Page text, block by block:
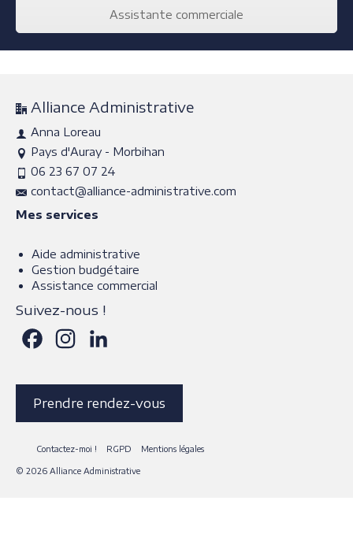
Assistante commerciale
Alliance Administrative
Anna Loreau
Pays d'Auray - Morbihan
06 23 67 07 24
contact@alliance-administrative.com
Mes services
Aide administrative
Gestion budgétaire
Assistance commercial
Suivez-nous !
FacebookInstagram
Prendre rendez-vous
Contactez-moi ! RGPD Mentions légales
© 2026 Alliance Administrative